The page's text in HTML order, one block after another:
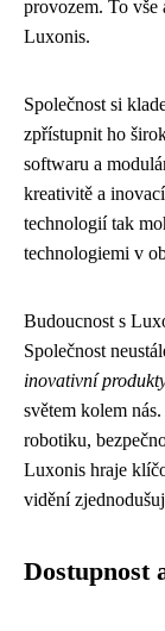
provozem. To vše
Luxonis.
Společnost si
zpřístupnit ho
softwaru a
kreativitě a
technologií tak
technologiemi v
Budoucnost s
Společnost
inovativní
světem kolem
robotiku,
Luxonis hraje
vidění
Dostupnost